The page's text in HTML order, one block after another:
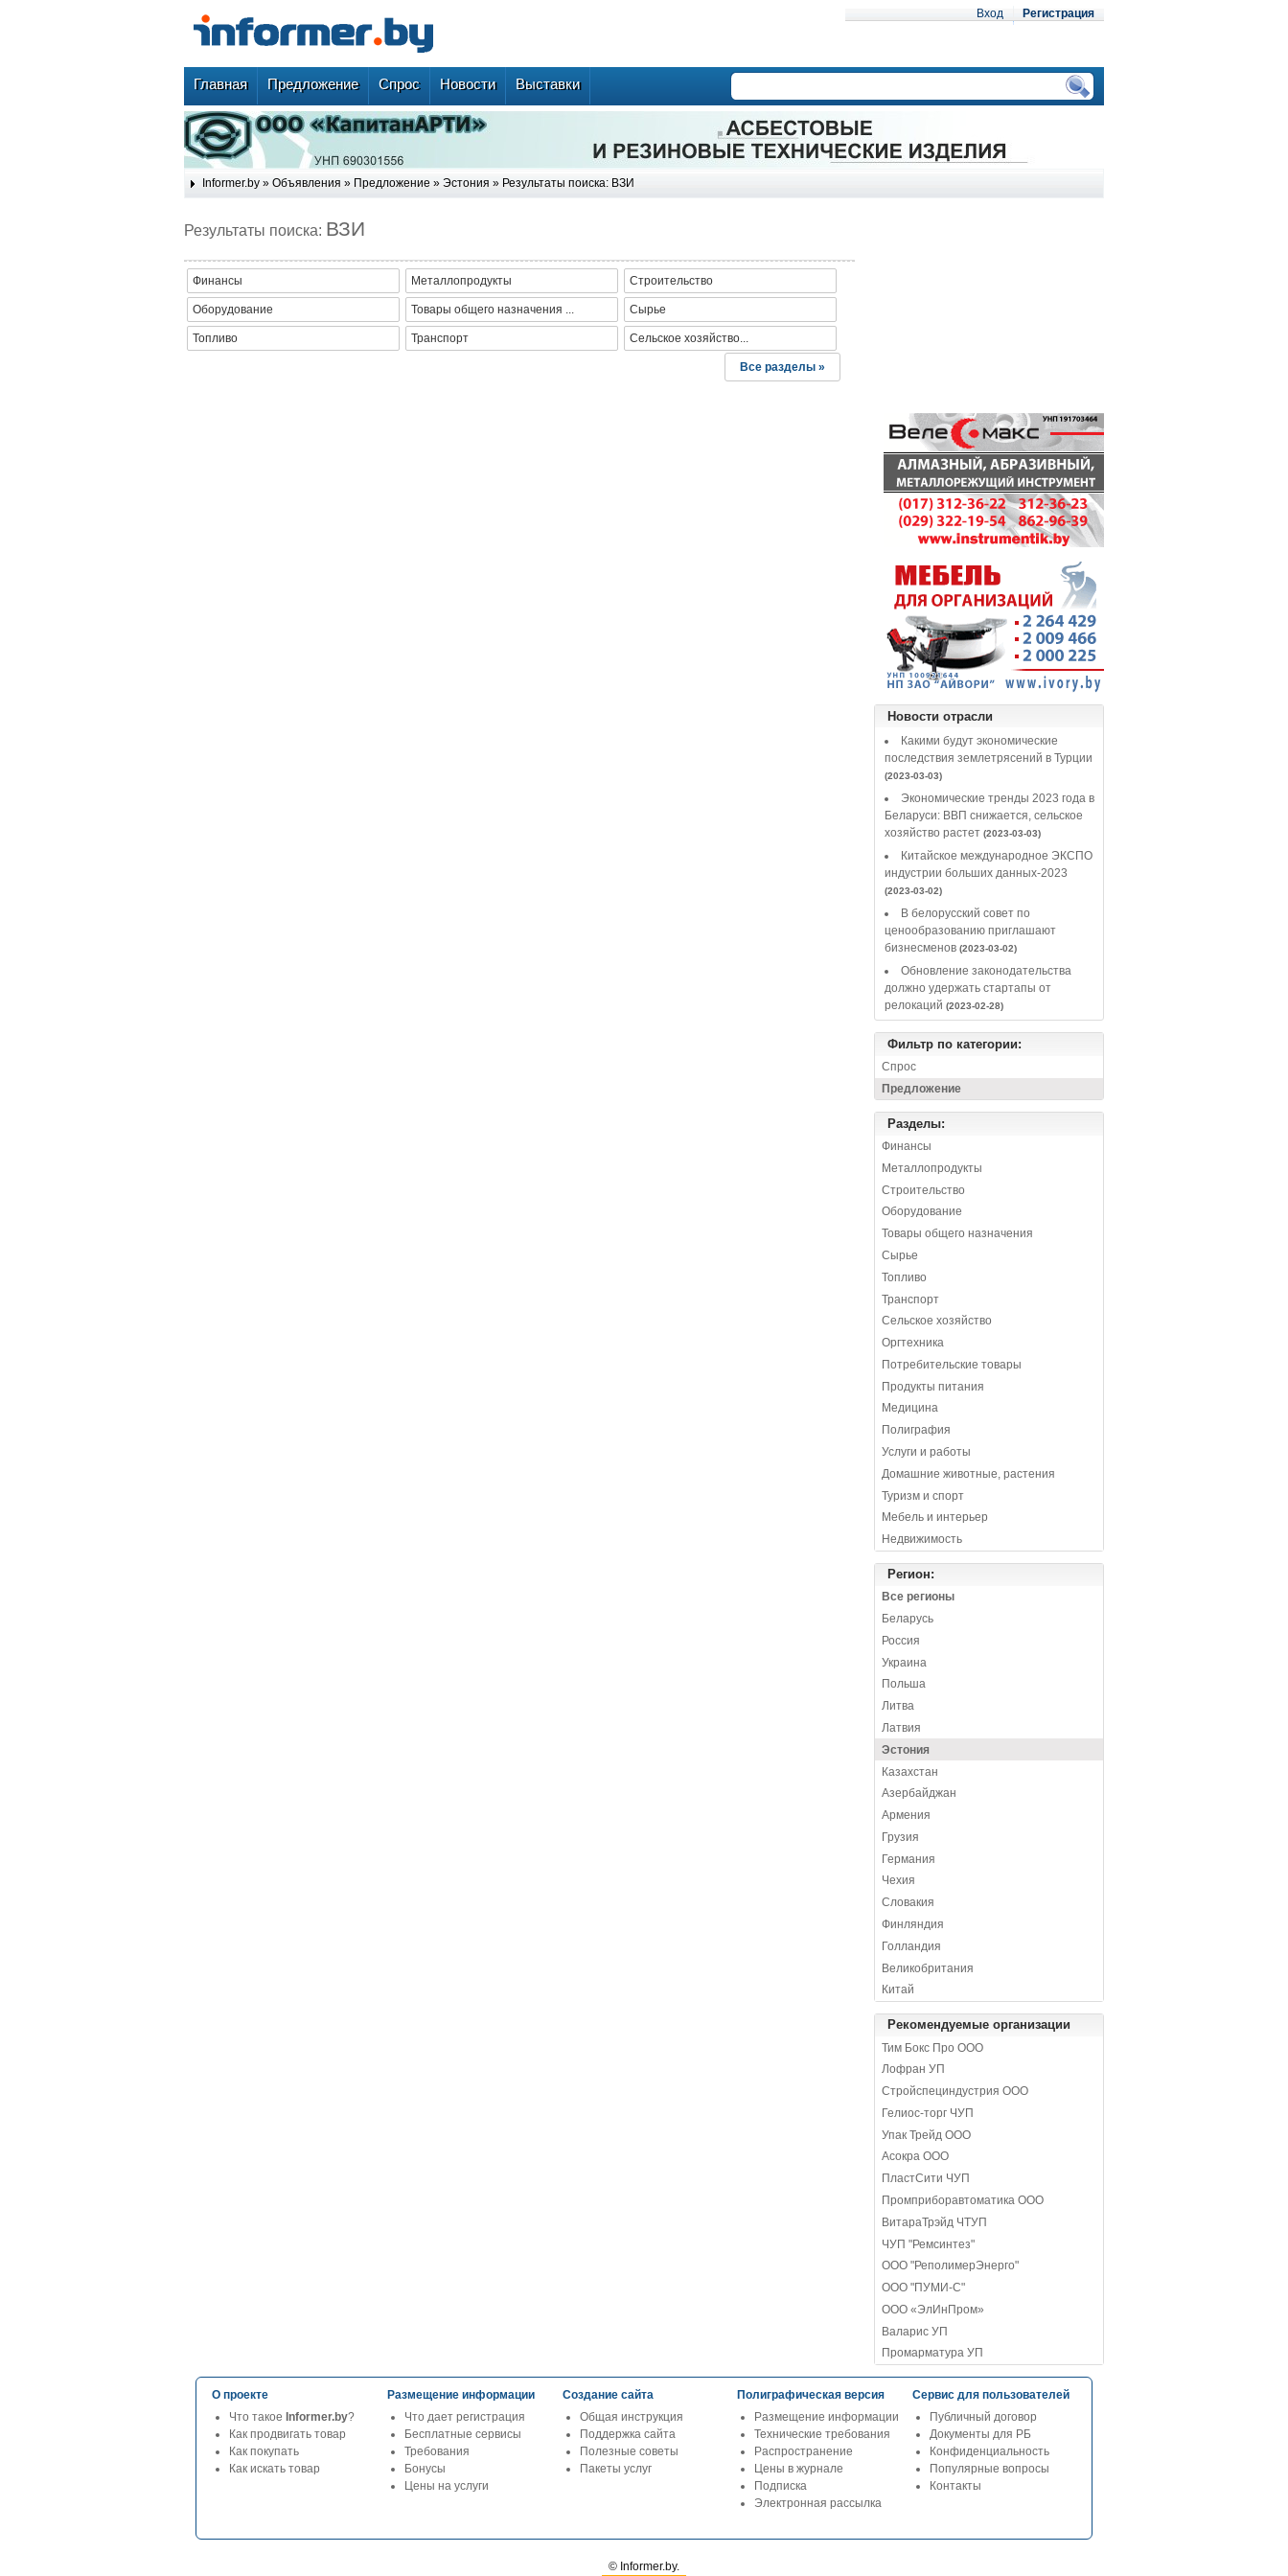
Вход Регистрация
Главная Предложение Спрос Новости Выставки
Informer.by » Объявления » Предложение » Эстония » Результаты поиска: ВЗИ
Результаты поиска: ВЗИ
Финансы Металлопродукты Строительство
Оборудование Товары общего назначения ... Сырье
Топливо Транспорт Сельское хозяйство...
Все разделы »
Новости отрасли
Какими будут экономические
последствия землетрясений в Турции
(2023-03-03)
Экономические тренды 2023 года в
Беларуси: ВВП снижается, сельское
хозяйство растет (2023-03-03)
Китайское международное ЭКСПО
индустрии больших данных-2023
(2023-03-02)
В белорусский совет по
ценообразованию приглашают
бизнесменов (2023-03-02)
Обновление законодательства
должно удержать стартапы от
релокаций (2023-02-28)
Фильтр по категории:
Спрос
Предложение
Разделы:
Финансы
Металлопродукты
Строительство
Оборудование
Товары общего назначения
Сырье
Топливо
Транспорт
Сельское хозяйство
Оргтехника
Потребительские товары
Продукты питания
Медицина
Полиграфия
Услуги и работы
Домашние животные, растения
Туризм и спорт
Мебель и интерьер
Недвижимость
Регион:
Все регионы
Беларусь
Россия
Украина
Польша
Литва
Латвия
Эстония
Казахстан
Азербайджан
Армения
Грузия
Германия
Чехия
Словакия
Финляндия
Голландия
Великобритания
Китай
Рекомендуемые организации
Тим Бокс Про ООО
Лофран УП
Стройспециндустрия ООО
Гелиос-торг ЧУП
Упак Трейд ООО
Асокра ООО
ПластСити ЧУП
Промприборавтоматика ООО
ВитараТрэйд ЧТУП
ЧУП "Ремсинтез"
ООО "РеполимерЭнерго"
ООО "ПУМИ-С"
ООО «ЭлИнПром»
Валарис УП
Промарматура УП
О проекте
Что такое Informer.by?
Как продвигать товар
Как покупать
Как искать товар
Размещение информации
Что дает регистрация
Бесплатные сервисы
Требования
Бонусы
Цены на услуги
Создание сайта
Общая инструкция
Поддержка сайта
Полезные советы
Пакеты услуг
Полиграфическая версия
Размещение информации
Технические требования
Распространение
Цены в журнале
Подписка
Электронная рассылка
Сервис для пользователей
Публичный договор
Документы для РБ
Конфиденциальность
Популярные вопросы
Контакты
© Informer.by.